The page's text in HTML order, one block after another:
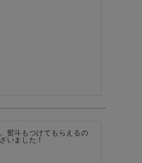
熨斗もつけてもらえるの
いました！